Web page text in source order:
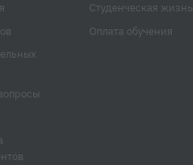
Студенческая жизнь
Оплата обучения